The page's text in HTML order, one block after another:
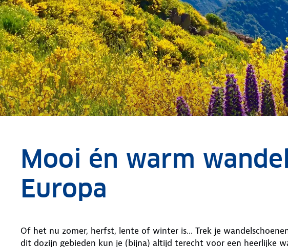
Mooi én warm
Europa
Of het nu zomer, herfst, lente of winter is... Trek je
dit dozijn gebieden kun je (bijna) altijd terecht voor een heerlijke